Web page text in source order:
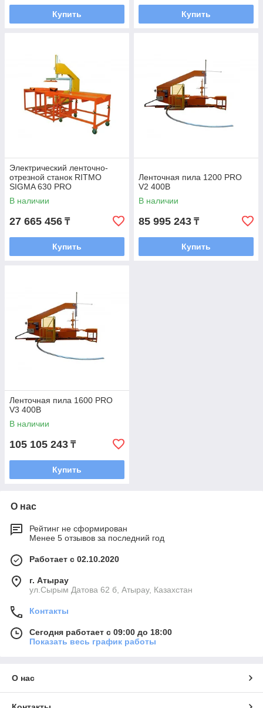
Купить Купить
Электрический ленточно-
отрезной станок RITMO
SIGMA 630 PRO
В наличии
27 665 456 ₸
Купить
Ленточная пила 1200 PRO
V2 400В
В наличии
85 995 243 ₸
Купить
Ленточная пила 1600 PRO
V3 400В
В наличии
105 105 243 ₸
Купить
О нас
Рейтинг не сформирован
Менее 5 отзывов за последний год
Работает с 02.10.2020
г. Атырау
ул.Сырым Датова 62 б, Атырау, Казахстан
Контакты
Сегодня работает с 09:00 до 18:00
Показать весь график работы
О нас